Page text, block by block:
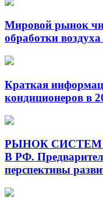
Мировой рынок
обработки
Краткая
кондиционеров в
РЫНОК
В РФ.
перспективы